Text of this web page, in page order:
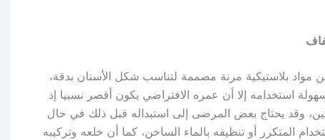
مواد بلاستيكية مرنة مصممة لتناسب شكل الأسنان بدقة،
استخدامه إلا أن عمره الافتراضي يكون أقصر نسبيا إذ
بين 6 أشهر وسنتين، وقد يحتاج بعض المرضى إلى استبداله قبل ذلك في حال
المتكرر أو تنظيفه بالماء الساخن، كما أن خلعه وتركيبه